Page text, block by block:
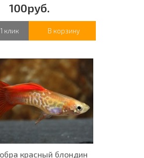
100руб.
клик В корзину
красный блондин